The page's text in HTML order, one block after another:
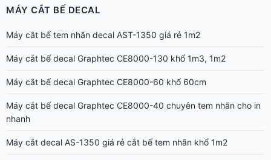
MÁY CẮT BẾ DECAL
Máy cắt bế tem nhãn decal AST-1350 giá rẻ 1m2
Máy cắt bế decal Graphtec CE8000-130 khổ 1m3, 1m2
Máy cắt bế decal Graphtec CE8000-60 khổ 60cm
Máy cắt bế decal Graphtec CE8000-40 chuyên tem nhãn cho in
nhanh
Máy cắt decal AS-1350 giá rẻ cắt bế tem nhãn khổ 1m2